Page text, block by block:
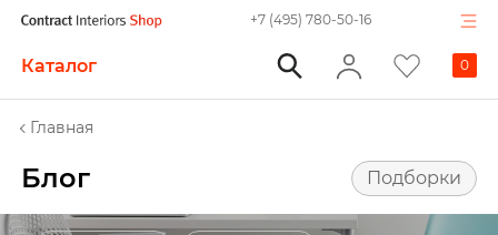
+7 (495) 780-50-16
0
Каталог
Главная
Блог Подборки